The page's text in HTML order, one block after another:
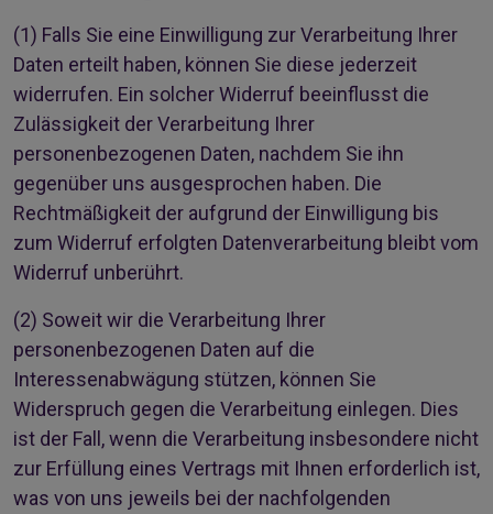
(1) Falls Sie eine Einwilligung zur Verarbeitung Ihrer
Daten erteilt haben, können Sie diese jederzeit
widerrufen. Ein solcher Widerruf beeinflusst die
Zulässigkeit der Verarbeitung Ihrer
personenbezogenen Daten, nachdem Sie ihn
gegenüber uns ausgesprochen haben. Die
Rechtmäßigkeit der aufgrund der Einwilligung bis
zum Widerruf erfolgten Datenverarbeitung bleibt vom
Widerruf unberührt.
(2) Soweit wir die Verarbeitung Ihrer
personenbezogenen Daten auf die
Interessenabwägung stützen, können Sie
Widerspruch gegen die Verarbeitung einlegen. Dies
ist der Fall, wenn die Verarbeitung insbesondere nicht
zur Erfüllung eines Vertrags mit Ihnen erforderlich ist,
was von uns jeweils bei der nachfolgenden